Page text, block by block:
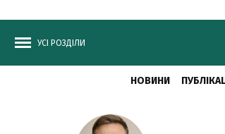
УСІ РОЗДІЛИ
НОВИНИ